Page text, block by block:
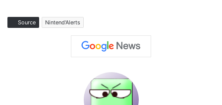
Source Nintend'Alerts